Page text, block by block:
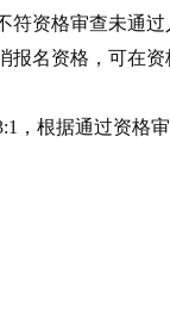
资格审查未通过
报名资格 ， 可在资
， 根据通过资格